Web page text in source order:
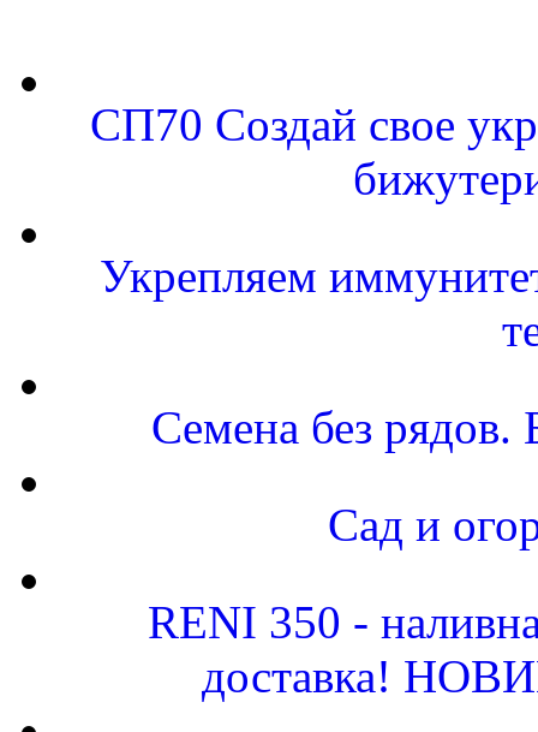
СП70 Создай свое
Укрепляем
Семена без рядов.
Сад и
RENI 350 -
доставка!